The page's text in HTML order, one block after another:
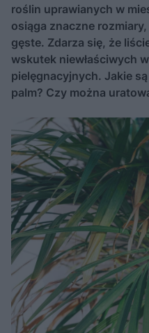
roślin uprawianych w
osiąga znaczne
gęste. Zdarza się, że
wskutek niewłaściwych
pielęgnacyjnych. Jakie
palm? Czy można